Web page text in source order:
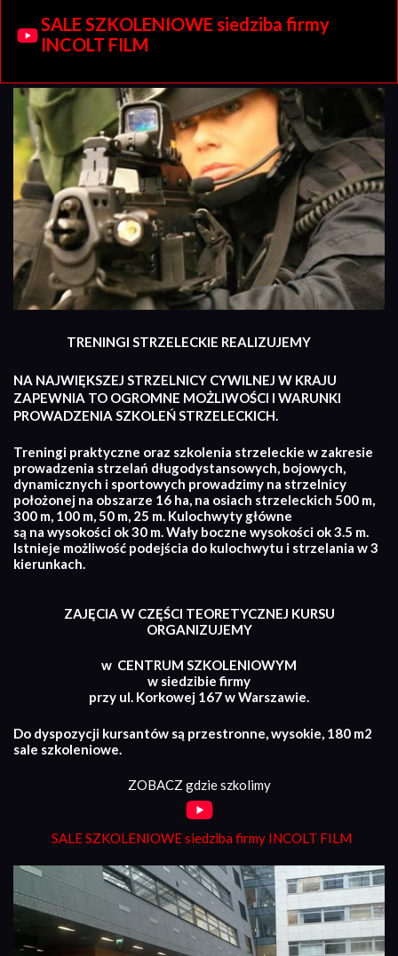
SALE SZKOLENIOWE siedziba firmy
INCOLT FILM
TRENINGI STRZELECKIE REALIZUJEMY
NA NAJWIĘKSZEJ STRZELNICY CYWILNEJ W KRAJU
ZAPEWNIA TO OGROMNE MOŻLIWOŚCI I WARUNKI
PROWADZENIA SZKOLEŃ STRZELECKICH.
Treningi praktyczne oraz szkolenia strzeleckie w zakresie
prowadzenia strzelań długodystansowych, bojowych,
dynamicznych i sportowych prowadzimy na strzelnicy
położonej na obszarze 16 ha, na osiach strzeleckich 500 m,
300 m, 100 m, 50 m, 25 m. Kulochwyty główne
są na wysokości ok 30 m. Wały boczne wysokości ok 3.5 m.
Istnieje możliwość podejścia do kulochwytu i strzelania w 3
kierunkach.
ZAJĘCIA W CZĘŚCI TEORETYCZNEJ KURSU
ORGANIZUJEMY
w CENTRUM SZKOLENIOWYM
w siedzibie firmy
przy ul. Korkowej 167 w Warszawie.
Do dyspozycji kursantów są przestronne, wysokie, 180 m2
sale szkoleniowe.
ZOBACZ gdzie szkolimy
SALE SZKOLENIOWE siedziba firmy INCOLT FILM